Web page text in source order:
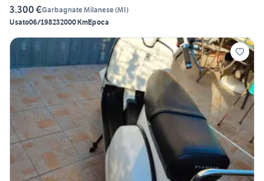
3.300 €Garbagnate Milanese(MI)
Usato06/198232000 KmEpoca